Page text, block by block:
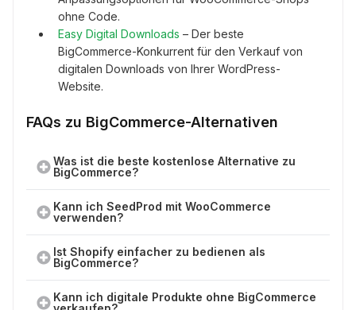
ohne Code.
Easy Digital Downloads – Der beste
BigCommerce-Konkurrent für den Verkauf von
digitalen Downloads von Ihrer WordPress-
Website.
FAQs zu BigCommerce-Alternativen
Was ist die beste kostenlose Alternative zu
BigCommerce?
Kann ich SeedProd mit WooCommerce
verwenden?
Ist Shopify einfacher zu bedienen als
BigCommerce?
Kann ich digitale Produkte ohne BigCommerce